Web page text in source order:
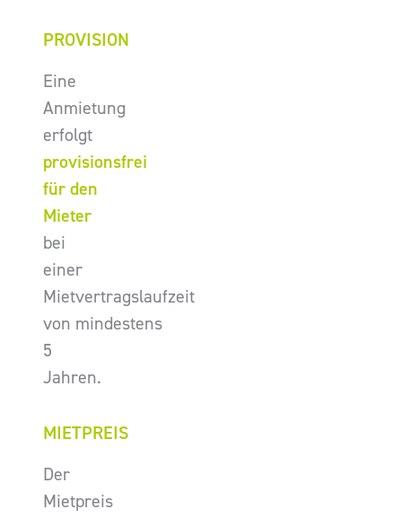
PROVISION
Eine
Anmietung
erfolgt
provisionsfrei
für den
Mieter
bei
einer
Mietvertragslaufzeit
von mindestens
5
Jahren.
MIETPREIS
Der
Mietpreis